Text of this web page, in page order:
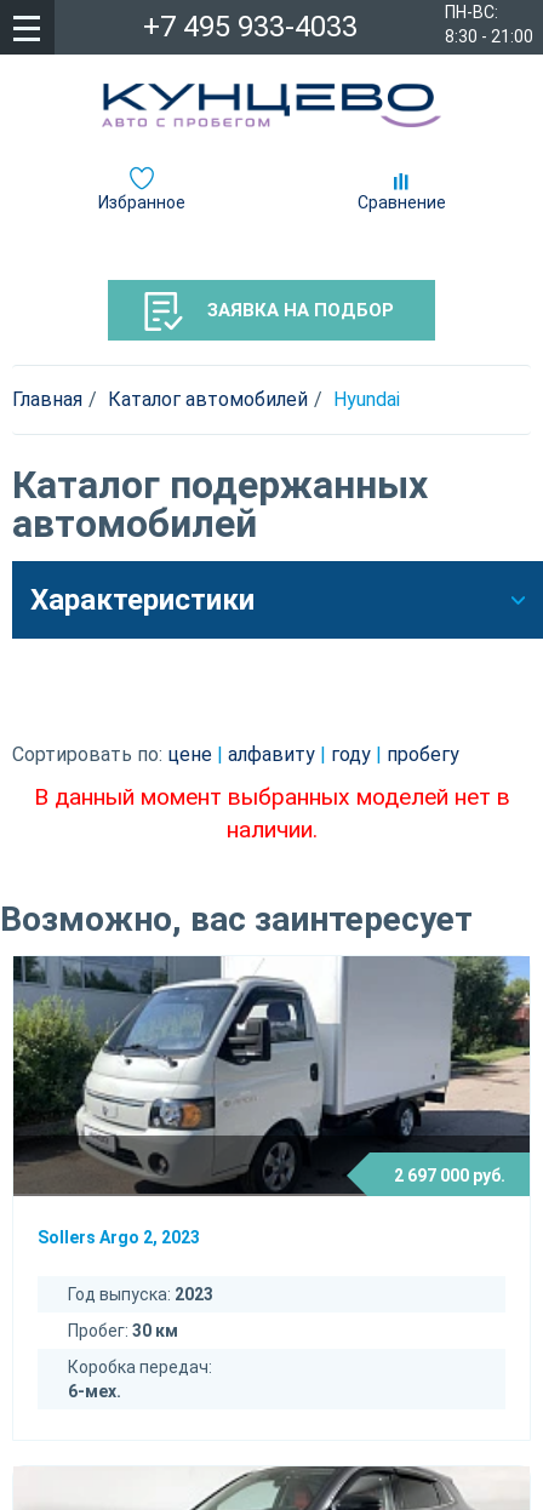
ПН-ВС:
8:30 - 21:00
+7 495 933-4033
Избранное Сравнение
ЗАЯВКА НА ПОДБОР
Главная Каталог автомобилей Hyundai
Каталог подержанных
автомобилей
Характеристики
Сортировать по: цене алфавиту году пробегу
В данный момент выбранных моделей нет в
наличии.
Возможно, вас заинтересует
2 697 000 руб.
Sollers Argo 2, 2023
Год выпуска: 2023
Пробег: 30 км
Коробка передач:
6-мех.